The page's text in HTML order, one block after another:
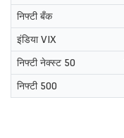
निफ्टी बँक
इंडिया VIX
निफ्टी नेक्स्ट 50
निफ्टी 500